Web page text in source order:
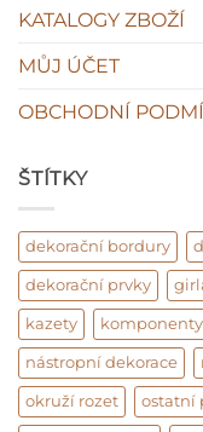
KATALOGY ZBOŽÍ
MŮJ ÚČET
OBCHODNÍ
ŠTÍTKY
dekorační bordury
dekorační prvky
kazety komponenty
nástropní dekorace
okruží rozet ostatní